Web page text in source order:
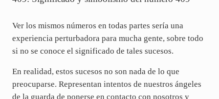
Ver los mismos números en todas partes sería una
experiencia perturbadora para mucha gente, sobre todo
si no se conoce el significado de tales sucesos.
En realidad, estos sucesos no son nada de lo que
preocuparse. Representan intentos de nuestros ángeles
de la guarda de ponerse en contacto con nosotros y